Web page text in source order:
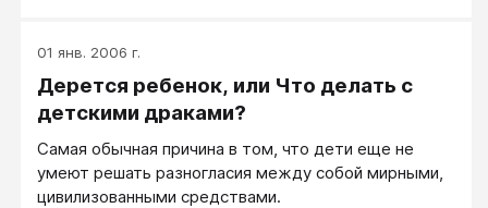
друг Саша занимаются айкидо, и, в принципе,
владеют телом и могут заступиться за себя. А тот
мальчик (Егор) не занимается.
01 янв. 2006 г.
Дерется ребенок, или Что делать с
детскими драками?
Самая обычная причина в том, что дети еще не
умеют решать разногласия между собой мирными,
цивилизованными средствами.